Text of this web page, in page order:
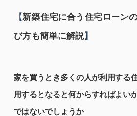
【新築住宅に合う住宅ローン
び方も簡単に解説】
家を買うとき多くの人が利用する
用するとなると何からすればよい
ではないでしょうか